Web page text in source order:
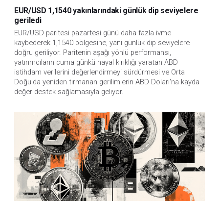
EUR/USD 1,1540 yakınlarındaki günlük dip seviyelere
geriledi
EUR/USD paritesi pazartesi günü daha fazla ivme
kaybederek 1,1540 bölgesine, yani günlük dip seviyelere
doğru geriliyor. Paritenin aşağı yönlü performansı,
yatırımcıların cuma günkü hayal kırıklığı yaratan ABD
istihdam verilerini değerlendirmeyi sürdürmesi ve Orta
Doğu'da yeniden tırmanan gerilimlerin ABD Doları'na kayda
değer destek sağlamasıyla geliyor.